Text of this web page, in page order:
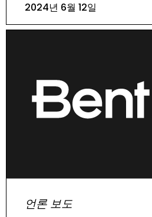
2024년 6월 12일
언론 보도